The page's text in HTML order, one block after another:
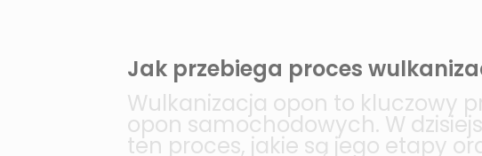
Jak przebiega proces
Wulkanizacja opon to kluczowy
opon samochodowych. W
ten proces, jakie są jego etapy